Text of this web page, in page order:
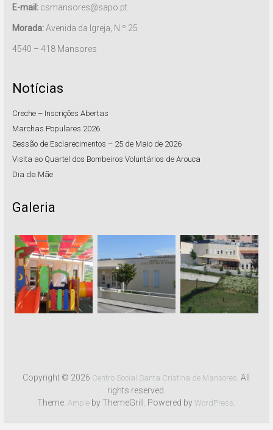
E-mail:csmansores@sapo.pt
Morada:Avenida da Igreja, N.º 25
4540 – 418 Mansores
Notícias
Creche – Inscrições Abertas
Marchas Populares 2026
Sessão de Esclarecimentos – 25 de Maio de 2026
Visita ao Quartel dos Bombeiros Voluntários de Arouca
Dia da Mãe
Galeria
Copyright © 2026 Centro Social Santa Cristina de Mansores . All
rights reserved.
Theme: Ample by ThemeGrill. Powered byWordPress